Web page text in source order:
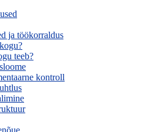
ja töökorraldus
teeb?
kontroll